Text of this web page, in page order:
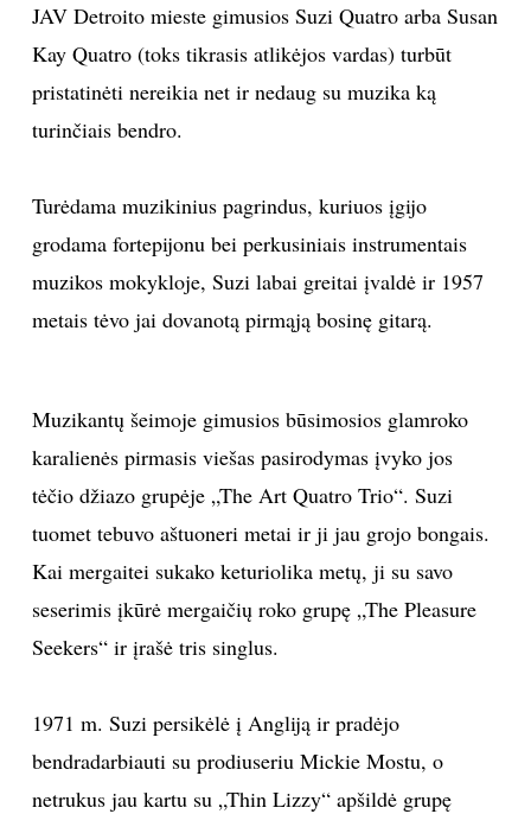
JAV Detroito mieste gimusios Suzi Quatro arba Susan
Kay Quatro (toks tikrasis atlikėjos vardas) turbūt
pristatinėti nereikia net ir nedaug su muzika ką
turinčiais bendro.
Turėdama muzikinius pagrindus, kuriuos įgijo
grodama fortepijonu bei perkusiniais instrumentais
muzikos mokykloje, Suzi labai greitai įvaldė ir 1957
metais tėvo jai dovanotą pirmąją bosinę gitarą.
Muzikantų šeimoje gimusios būsimosios glamroko
karalienės pirmasis viešas pasirodymas įvyko jos
tėčio džiazo grupėje „The Art Quatro Trio“. Suzi
tuomet tebuvo aštuoneri metai ir ji jau grojo bongais.
Kai mergaitei sukako keturiolika metų, ji su savo
seserimis įkūrė mergaičių roko grupę „The Pleasure
Seekers“ ir įrašė tris singlus.
1971 m. Suzi persikėlė į Angliją ir pradėjo
bendradarbiauti su prodiuseriu Mickie Mostu, o
netrukus jau kartu su „Thin Lizzy“ apšildė grupę